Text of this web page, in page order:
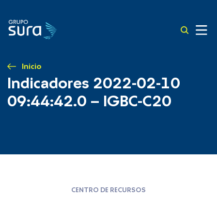
Inicio
Indicadores 2022-02-10
09:44:42.0 – IGBC-C20
CENTRO DE RECURSOS